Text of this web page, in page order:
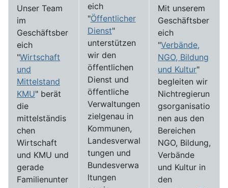
Unser Team
im
Geschäftsber
eich
"Wirtschaft
und
Mittelstand
KMU" berät
die
mittelständis
chen
Wirtschaft
und KMU und
gerade
Familienunter
eich
"Öffentlicher
Dienst"
unterstützen
wir den
öffentlichen
Dienst und
öffentliche
Verwaltungen
zielgenau in
Kommunen,
Landesverwal
tungen und
Bundesverwa
ltungen
Mit unserem
Geschäftsber
eich
"Verbände,
NGO, Bildung
und Kultur"
begleiten wir
Nichtregierun
gsorganisatio
nen aus den
Bereichen
NGO, Bildung,
Verbände
und Kultur in
den